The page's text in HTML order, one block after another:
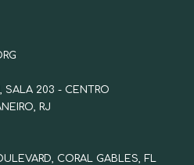
SALA 203 - CENTRO
RJ
CORAL GABLES, FL